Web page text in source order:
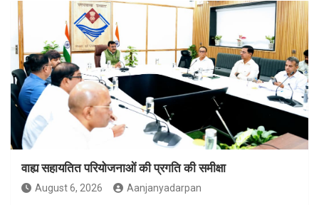
वाह्य सहायतित परियोजनाओं की प्रगति की समीक्षा
August 6, 2026 Aanjanyadarpan